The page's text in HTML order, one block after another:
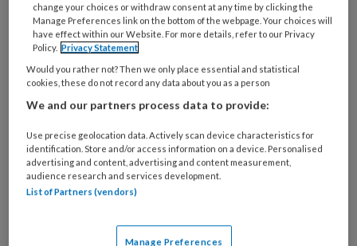
KINDEREN
change your choices or withdraw consent at any time by clicking the
Manage Preferences link on the bottom of the webpage. Your choices will
have effect within our Website. For more details, refer to our Privacy
Policy. Privacy Statement
Would you rather not? Then we only place essential and statistical
cookies, these do not record any data about you as a person
We and our partners process data to provide:
Use precise geolocation data. Actively scan device characteristics for
identification. Store and/or access information on a device. Personalised
advertising and content, advertising and content measurement,
audience research and services development.
List of Partners (vendors)
Manage Preferences